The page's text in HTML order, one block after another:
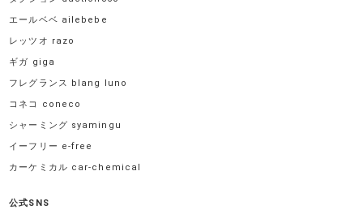
エールベベ ailebebe
レッツオ razo
ギガ giga
フレグランス blang luno
コネコ coneco
シャーミング syamingu
イーフリー e-free
カーケミカル car-chemical
公式SNS